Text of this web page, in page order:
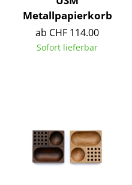
Licht
Hängeleuchten &
Bodenleuchten
Wandleuchten
Metallpapierkorb
ab CHF 114.00
Sofort lieferbar